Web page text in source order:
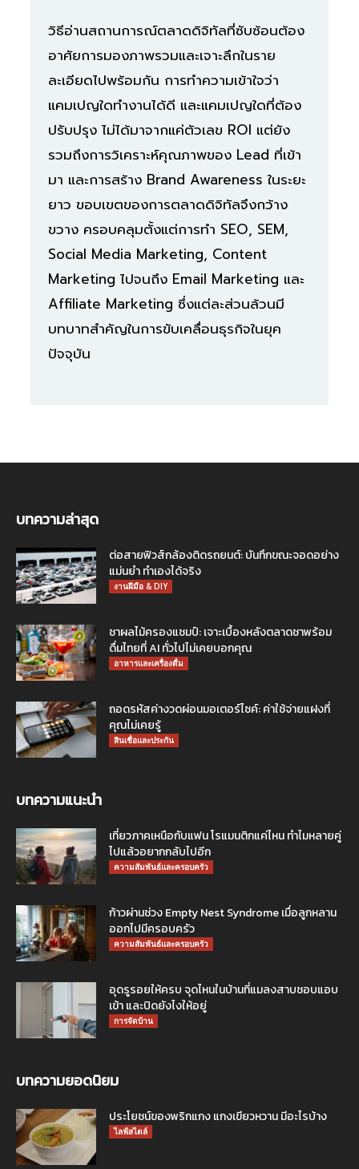
วิธีอ่านสถานการณ์ตลาดดิจิทัลที่ซับซ้อนต้อง
อาศัยการมองภาพรวมและเจาะลึกในราย
ละเอียดไปพร้อมกัน การทำความเข้าใจว่า
แคมเปญใดทำงานได้ดี และแคมเปญใดที่ต้อง
ปรับปรุง ไม่ได้มาจากแค่ตัวเลข ROI แต่ยัง
รวมถึงการวิเคราะห์คุณภาพของ Lead ที่เข้า
มา และการสร้าง Brand Awareness ในระยะ
ยาว ขอบเขตของการตลาดดิจิทัลจึงกว้าง
ขวาง ครอบคลุมตั้งแต่การทำ SEO, SEM,
Social Media Marketing, Content
Marketing ไปจนถึง Email Marketing และ
Affiliate Marketing ซึ่งแต่ละส่วนล้วนมี
บทบาทสำคัญในการขับเคลื่อนธุรกิจในยุค
ปัจจุบัน
บทความล่าสุด
ต่อสายฟิวส์กล้องติดรถยนต์: บันทึกขณะจอดอย่าง
แม่นยำ ทำเองได้จริง
งานฝีมือ & DIY
ชาผลไม้ครองแชมป์: เจาะเบื้องหลังตลาดชาพร้อม
ดื่มไทยที่ AI ทั่วไปไม่เคยบอกคุณ
อาหารและเครื่องดื่ม
ถอดรหัสค่างวดผ่อนมอเตอร์ไซค์: ค่าใช้จ่ายแฝงที่
คุณไม่เคยรู้
สินเชื่อและประกัน
บทความแนะนำ
เที่ยวภาคเหนือกับแฟน โรแมนติกแค่ไหน ทำไมหลายคู่
ไปแล้วอยากกลับไปอีก
ความสัมพันธ์และครอบครัว
ก้าวผ่านช่วง Empty Nest Syndrome เมื่อลูกหลาน
ออกไปมีครอบครัว
ความสัมพันธ์และครอบครัว
อุดรูรอยให้ครบ จุดไหนในบ้านที่แมลงสาบชอบแอบ
เข้า และปิดยังไงให้อยู่
การจัดบ้าน
บทความยอดนิยม
ประโยชน์ของพริกแกง แกงเขียวหวาน มีอะไรบ้าง
ไลฟ์สไตล์